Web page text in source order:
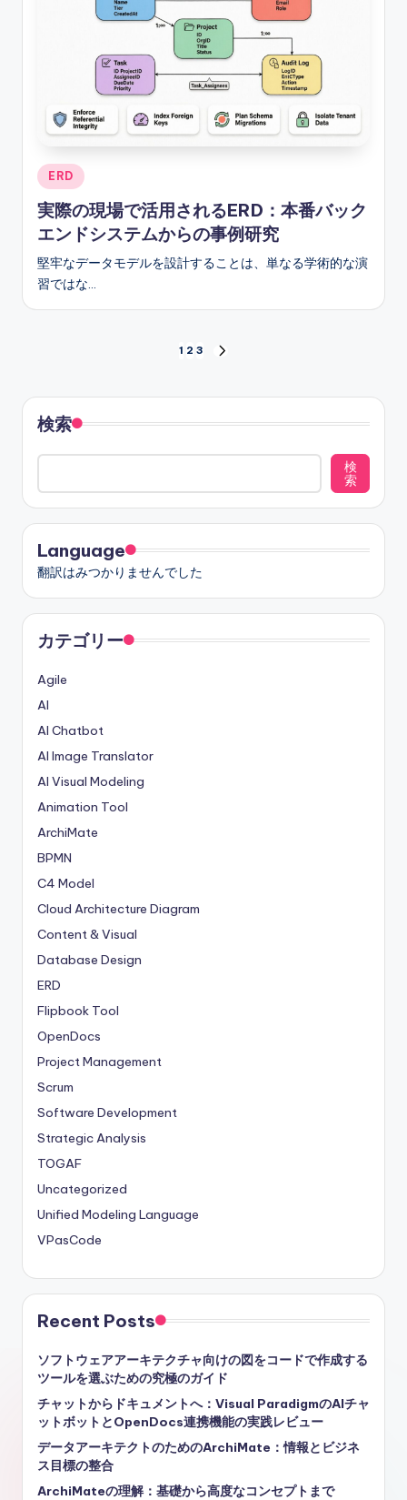
Posted
in
ERD
実際の現場で活用されるERD：本番バック
エンドシステムからの事例研究
堅牢なデータモデルを設計することは、単なる学術的な演
習ではな…
稿
の
ペ
ー
ジ
送
り
1 2 3
検索
検
索
Language
翻訳はみつかりませんでした
カテゴリー
Agile
AI
AI Chatbot
AI Image Translator
AI Visual Modeling
Animation Tool
ArchiMate
BPMN
C4 Model
Cloud Architecture Diagram
Content & Visual
Database Design
ERD
Flipbook Tool
OpenDocs
Project Management
Scrum
Software Development
Strategic Analysis
TOGAF
Uncategorized
Unified Modeling Language
VPasCode
Recent Posts
ソフトウェアアーキテクチャ向けの図をコードで作成する
ツールを選ぶための究極のガイド
チャットからドキュメントへ：Visual ParadigmのAIチャ
ットボットとOpenDocs連携機能の実践レビュー
データアーキテクトのためのArchiMate：情報とビジネ
ス目標の整合
ArchiMateの理解：基礎から高度なコンセプトまで